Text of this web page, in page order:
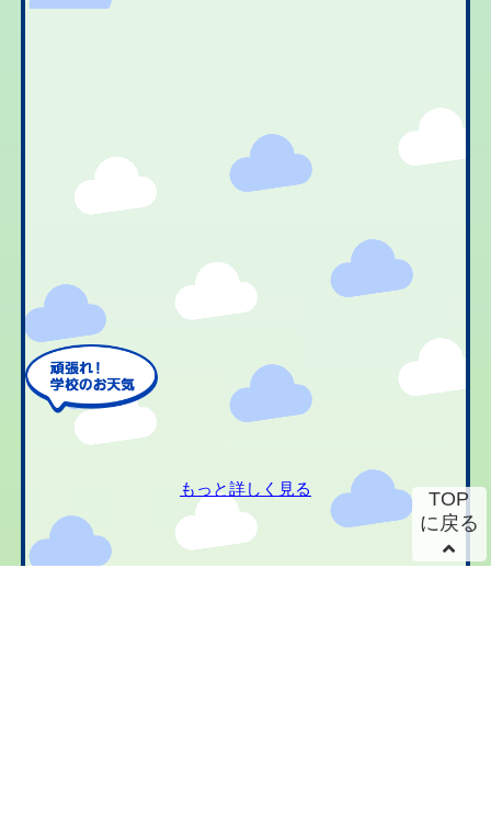
もっと詳しく見る
TOP
に戻る